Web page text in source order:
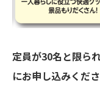
定員が30名と限ら
にお申し込みくだ